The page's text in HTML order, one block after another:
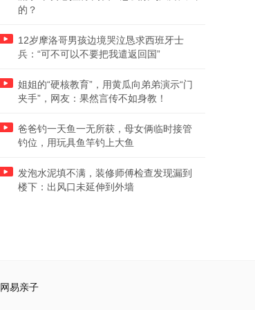
的？
12岁摩洛哥男孩边境哭泣恳求西班牙士
兵：“可不可以不要把我遣返回国”
姐姐的“硬核教育”，用黄瓜向弟弟演示“门
夹手”，网友：果然言传不如身教！
爸爸钓一天鱼一无所获，母女俩临时接管
钓位，用玩具鱼竿钓上大鱼
发泡水泥填不满，装修师傅检查发现漏到
楼下：出风口未延伸到外墙
网易亲子